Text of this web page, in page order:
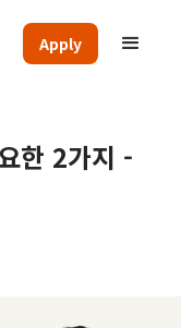
Apply
한 2가지 -